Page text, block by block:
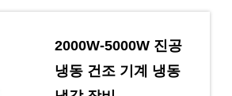
2000W-5000W 진공
냉동 건조 기계 냉동